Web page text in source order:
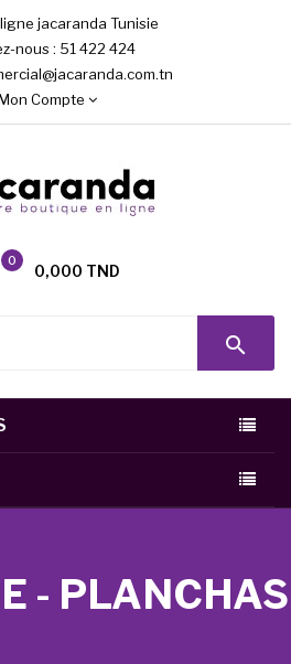
jacaranda Tunisie
nous : 51 422 424
Compte
0
0,000 TND
search
- PLANCHAS